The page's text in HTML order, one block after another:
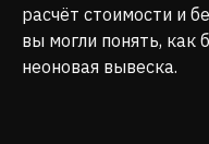
расчёт стоимости и
вы могли понять, как
неоновая вывеска.